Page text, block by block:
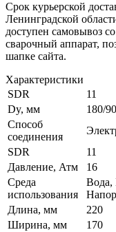
Срок курьерской
Ленинградской
доступен самовывоз
сварочный аппарат,
шапке сайта.
Характеристики
SDR
11
Dy, мм
180/90
Способ
соединения
SDR
11
Давление, Атм
16
Среда
использования
Вода,
Длина, мм
220
Ширина, мм
170